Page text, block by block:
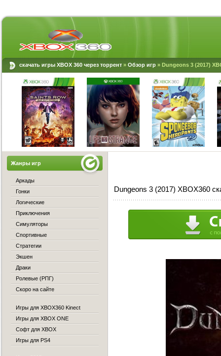
скачать игры XBOX 360 через торрент » Обзор игр » Dungeons 3 (2017)
Dungeons 3 (2017) XBOX360
Жанры игр
Аркады
Гонки
Логические
Приключения
Симуляторы
Спортивные
Стратегии
Экшен
Драки
Ролевые (РПГ)
Скоро на сайте
Игры для XBOX360 Kinect
Игры для XBOX ONE
Софт для XBOX
Игры для PS4